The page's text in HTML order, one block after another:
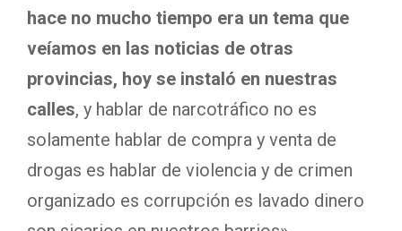
hace no mucho tiempo era un tema que
veíamos en las noticias de otras
provincias, hoy se instaló en nuestras
calles, y hablar de narcotráfico no es
solamente hablar de compra y venta de
drogas es hablar de violencia y de crimen
organizado es corrupción es lavado dinero